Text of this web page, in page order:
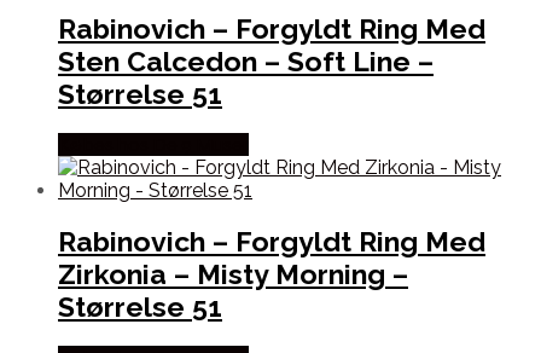
Rabinovich – Forgyldt Ring Med
Sten Calcedon – Soft Line –
Størrelse 51
Rabinovich – Forgyldt Ring Med
Zirkonia – Misty Morning –
Størrelse 51